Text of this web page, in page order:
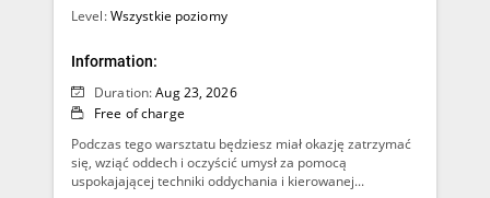
Level:Wszystkie poziomy
Information:
Duration: Aug 23, 2026
Free of charge
Podczas tego warsztatu będziesz miał okazję zatrzymać
się, wziąć oddech i oczyścić umysł za pomocą
uspokajającej techniki oddychania i kierowanej...